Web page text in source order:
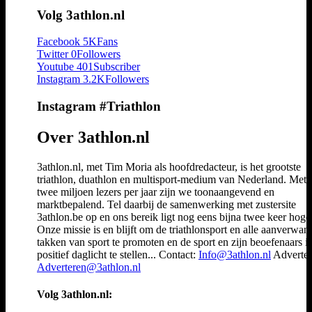
Volg 3athlon.nl
Facebook 5KFans
Twitter 0Followers
Youtube 401 Subscriber
Instagram 3.2KFollowers
Instagram #Triathlon
Over 3athlon.nl
3athlon.nl, met Tim Moria als hoofdredacteur, is het grootste
triathlon, duathlon en multisport-medium van Nederland. Met
twee miljoen lezers per jaar zijn we toonaangevend en
marktbepalend. Tel daarbij de samenwerking met zustersite
3athlon.be op en ons bereik ligt nog eens bijna twee keer
Onze missie is en blijft om de triathlonsport en alle
takken van sport te promoten en de sport en zijn beoefenaars
positief daglicht te stellen... Contact: Info@3athlon.nl
Adverteren@3athlon.nl
Volg 3athlon.nl: